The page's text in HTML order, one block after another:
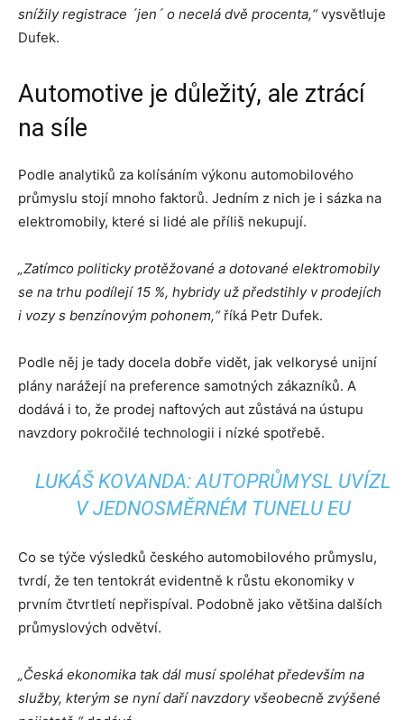
snížily registrace ´jen´ o necelá dvě procenta,“vysvětluje
Dufek.
Automotive je důležitý, ale ztrácí
na síle
Podle analytiků za kolísáním výkonu automobilového
průmyslu stojí mnoho faktorů. Jedním z nich je i sázka na
elektromobily, které si lidé ale příliš nekupují.
„Zatímco politicky protěžované a dotované elektromobily
se na trhu podílejí 15 %, hybridy už předstihly v prodejích
i vozy s benzínovým pohonem,“říká Petr Dufek.
Podle něj je tady docela dobře vidět, jak velkorysé unijní
plány narážejí na preference samotných zákazníků. A
dodává i to, že prodej naftových aut zůstává na ústupu
navzdory pokročilé technologii i nízké spotřebě.
LUKÁŠ KOVANDA: AUTOPRŮMYSL UVÍZL
V JEDNOSMĚRNÉM TUNELU EU
Co se týče výsledků českého automobilového průmyslu,
tvrdí, že ten tentokrát evidentně k růstu ekonomiky v
prvním čtvrtletí nepřispíval. Podobně jako většina dalších
průmyslových odvětví.
„Česká ekonomika tak dál musí spoléhat především na
služby, kterým se nyní daří navzdory všeobecně zvýšené